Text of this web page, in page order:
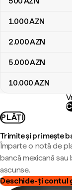
1.000AZN
2.000AZN
5.000AZN
10.000AZN
PLĂȚI
Trimite și primește
Împarte o notă de
bancă mexicană sau
ascunse.
Deschide-ți contul